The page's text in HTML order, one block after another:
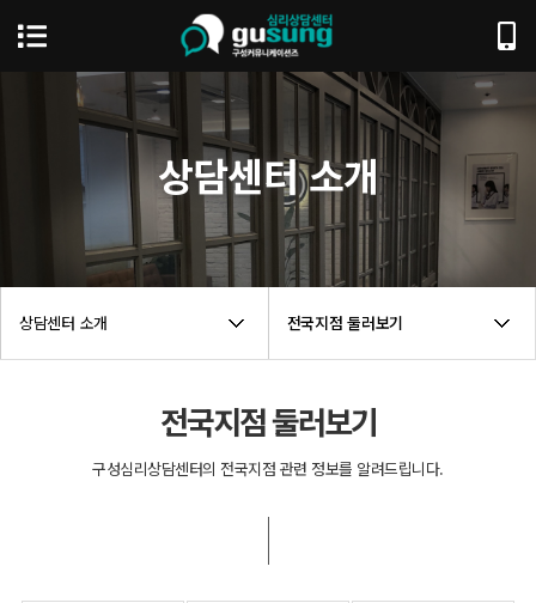
상담센터 소개 전국지점 둘러보기
상담센터 소개
전국지점 둘러보기
구성심리상담센터의 전국지점 관련 정보를 알려드립니다.